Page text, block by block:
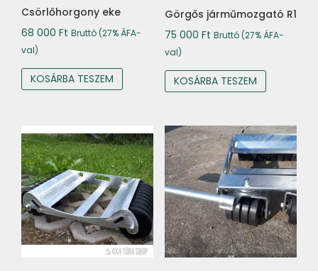
Csörlőhorgony eke
68 000 Ft Bruttó (27% ÁFA-
val)
KOSÁRBA TESZEM
Görgős járműmozgató R1
75 000 Ft Bruttó (27% ÁFA-
val)
KOSÁRBA TESZEM